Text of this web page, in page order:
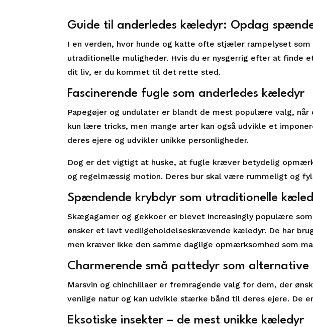
Guide til anderledes kæledyr: Opdag
I en verden, hvor hunde og katte ofte stjæler rampelyset
utraditionelle muligheder. Hvis du er nysgerrig efter at finde
dit liv, er du kommet til det rette sted.
Fascinerende fugle som anderledes kæledyr
Papegøjer og undulater er blandt de mest populære valg,
kun lære tricks, men mange arter kan også udvikle et
deres ejere og udvikler unikke personligheder.
Dog er det vigtigt at huske, at fugle kræver betydelig
og regelmæssig motion. Deres bur skal være rummeligt og
Spændende krybdyr som utraditionelle
Skægagamer og gekkoer er blevet increasingly populære
ønsker et lavt vedligeholdelseskrævende kæledyr. De har
men kræver ikke den samme daglige opmærksomhed som
Charmerende små pattedyr som
Marsvin og chinchillaer er fremragende valg for dem, der
venlige natur og kan udvikle stærke bånd til deres ejere. De
Eksotiske insekter – de mest unikke kæledyr